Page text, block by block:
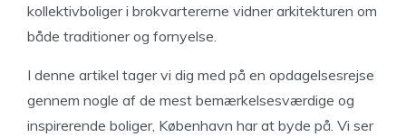
kollektivboliger i brokvartererne vidner arkitekturen om
både traditioner og fornyelse.
I denne artikel tager vi dig med på en opdagelsesrejse
gennem nogle af de mest bemærkelsesværdige og
inspirerende boliger, København har at byde på. Vi ser